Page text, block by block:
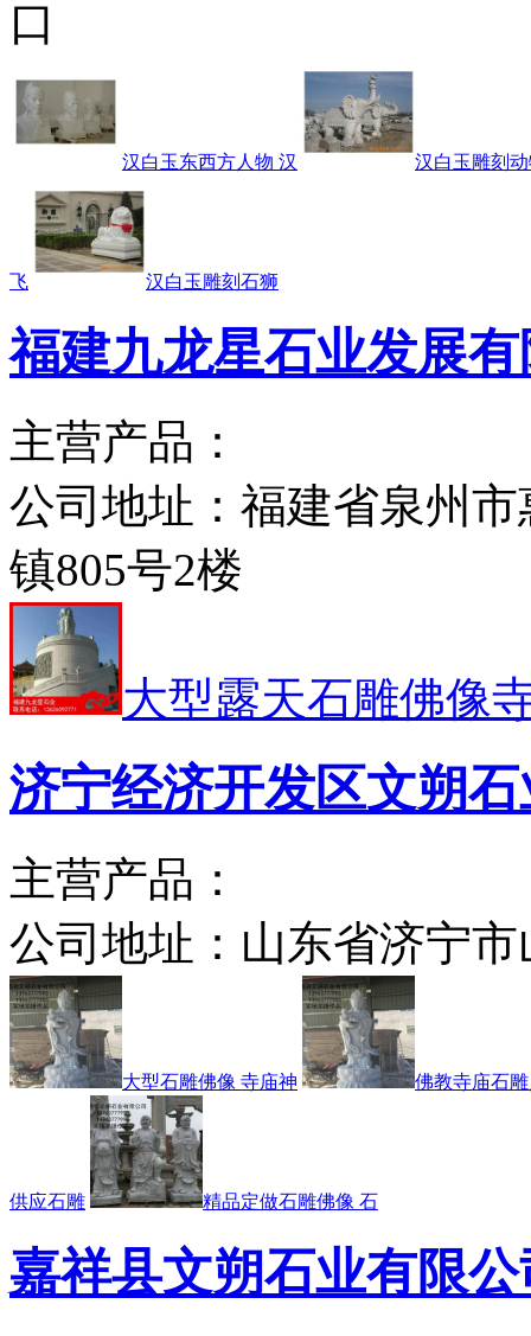
口
汉白玉东西方人物 汉 汉白玉雕刻
飞 汉白玉雕刻石狮
福建九龙星石业发展
主营产品：
公司地址： 福建省泉州
镇805号2楼
大型露天石雕佛像
济宁经济开发区文朔
主营产品：
公司地址： 山东省济宁
大型石雕佛像 寺庙神 佛教寺庙石
供应石雕 精品定做石雕佛像 石
嘉祥县文朔石业有限公